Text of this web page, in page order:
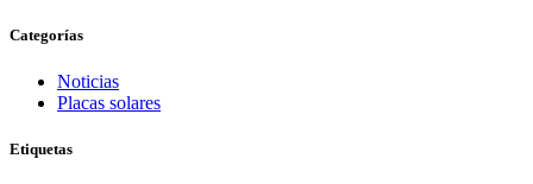
Categorías
Noticias
Placas solares
Etiquetas